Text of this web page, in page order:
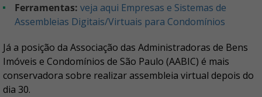
Ferramentas: veja aqui Empresas e Sistemas de
Assembleias Digitais/Virtuais para Condomínios
Já a posição da Associação das Administradoras de Bens
Imóveis e Condomínios de São Paulo (AABIC) é mais
conservadora sobre realizar assembleia virtual depois do
dia 30.